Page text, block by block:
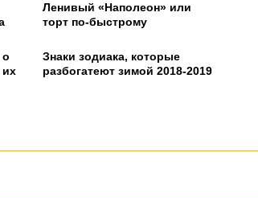
Ленивый «Наполеон» или
торт по-быстрому
о
их
Знаки зодиака, которые
разбогатеют зимой 2018-2019